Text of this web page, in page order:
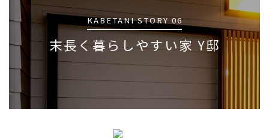
KABETANI STORY 06
末長く暮らしやすい家 Y邸